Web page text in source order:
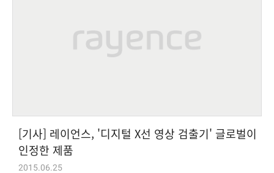
[기사] 레이언스, '디지털 X선 영상 검출기' 글로벌이
인정한 제품
2015.06.25